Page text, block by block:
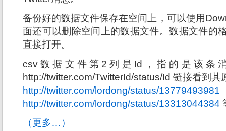
备份好的数据文件保存在空间上，可以使用
面还可以删除空间上的数据文件。数据文件的
直接打开。
csv数据文件第2列是Id，指的是该条
http://twitter.com/TwitterId/status/Id 链接看到其
http://twitter.com/lordong/status/13779493981
http://twitter.com/lordong/status/13313044384
（更多…）